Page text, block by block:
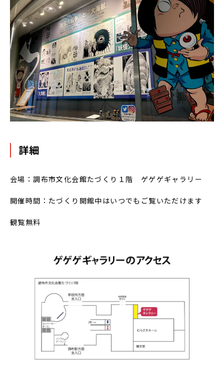
詳細
会場：調布市文化会館たづくり１階 ゲゲゲギャラリー
開催時間：たづくり開館中はいつでもご覧いただけます
観覧無料